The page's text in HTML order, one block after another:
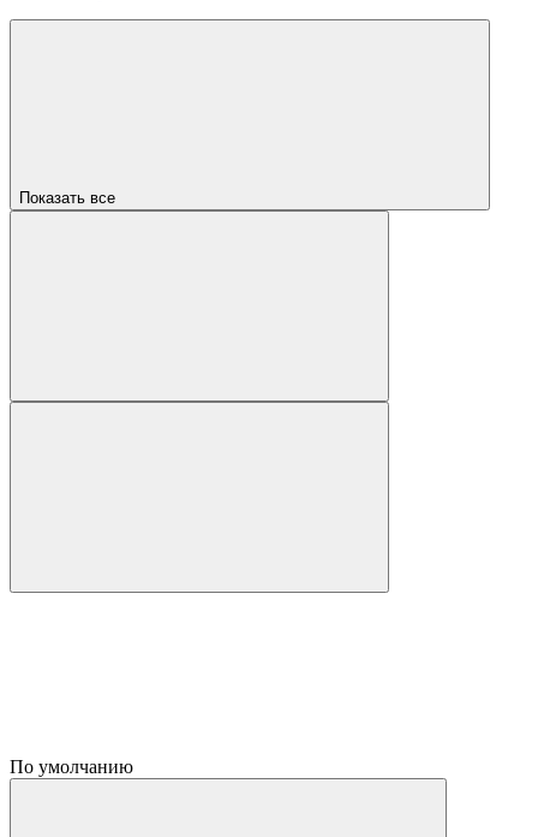
Показать все
По умолчанию